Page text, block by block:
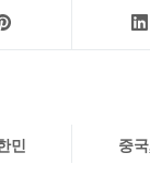
민
중